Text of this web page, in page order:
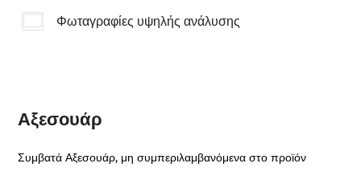
Φωταγραφίες υψηλής ανάλυσης
Αξεσουάρ
Συμβατά Αξεσουάρ, μη συμπεριλαμβανόμενα στο προϊόν